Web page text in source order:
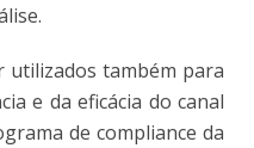
utilizados também para
e da eficácia do canal
de compliance da